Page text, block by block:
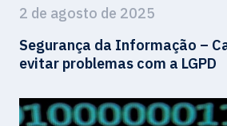
2 de agosto de 2025
Segurança da Informação –
evitar problemas com a LGPD